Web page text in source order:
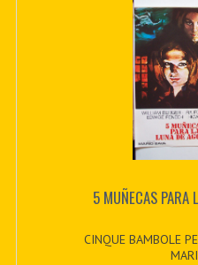
5 MUÑECAS PARA
CINQUE BAMBOLE